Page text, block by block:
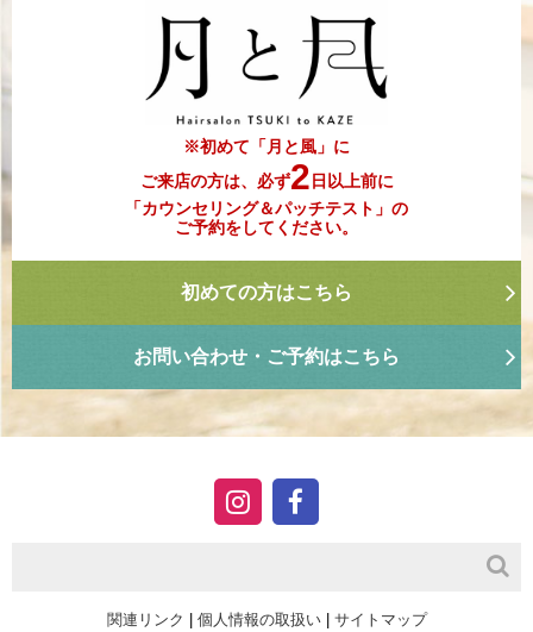
※初めて「月と風」に
ご来店の方は、必ず2 日以上前に
「カウンセリング＆パッチテスト」の
ご予約をしてください。
初めての方はこちら
お問い合わせ・ご予約はこちら
関連リンク 個人情報の取扱い| サイトマップ